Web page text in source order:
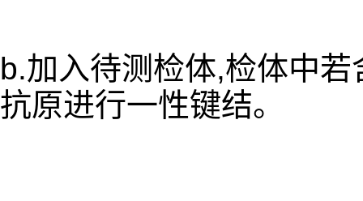
b.加入待测检体,检体中
抗原进行一性键结。